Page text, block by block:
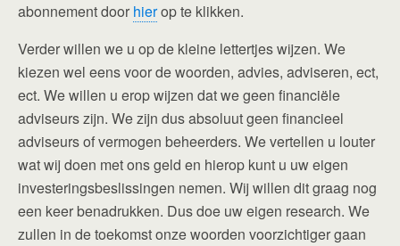
abonnement door hierop te klikken.
Verder willen we u op de kleine lettertjes wijzen. We
kiezen wel eens voor de woorden, advies, adviseren, ect,
ect. We willen u erop wijzen dat we geen financiële
adviseurs zijn. We zijn dus absoluut geen financieel
adviseurs of vermogen beheerders. We vertellen u louter
wat wij doen met ons geld en hierop kunt u uw eigen
investeringsbeslissingen nemen. Wij willen dit graag nog
een keer benadrukken. Dus doe uw eigen research. We
zullen in de toekomst onze woorden voorzichtiger gaan